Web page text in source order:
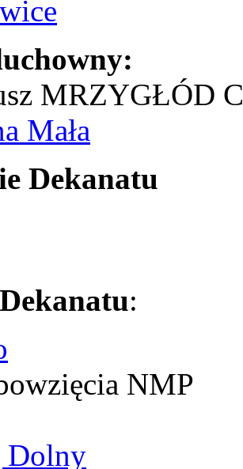
MRZYGŁÓD
Mała
Dekanatu
:
NMP
Dolny